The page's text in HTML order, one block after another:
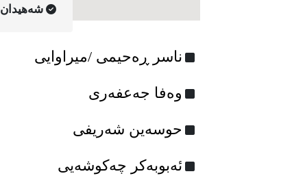
شه‌هیدان
ناسر ڕەحیمی /میراوایی
وەفا جەعفەری
حوسەین شەریفی
ئه‌بوبه‌کر چه‌کوشه‌یی